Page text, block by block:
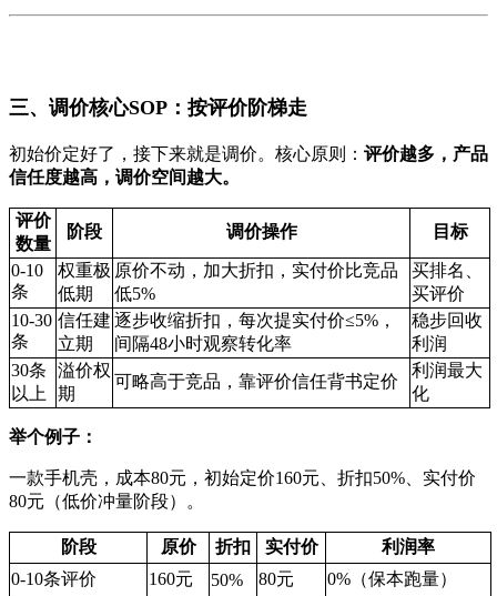
三、调价核心SOP：按评价阶梯走
初始价定好了，接下来就是调价。核心原则： 评价越多，产品
信任度越高，调价空间越大。
评价
数量
阶段 调价操作 目标
0-10
条
权重极
低期
原价不动，加大折扣，实付价比竞品
低5%
买排名、
买评价
10-30
条
信任建
立期
逐步收缩折扣，每次提实付价≤5%，
间隔48小时观察转化率
稳步回收
利润
30条
以上
溢价权
期
可略高于竞品，靠评价信任背书定价
利润最大
化
举个例子：
一款手机壳，成本80元，初始定价160元、折扣50%、实付价
80元（低价冲量阶段）。
阶段 原价 折扣 实付价
利润率
0-10条评价
160元 50% 80元
0%（保本跑量）